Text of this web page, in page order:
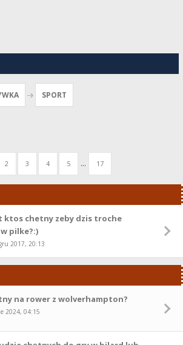
SPORT
2 3 4 5 ... 17
ktos chetny zeby dzis troche
pilke?:)
2017, 20:13
na rower z wolverhampton?
2024, 04:15